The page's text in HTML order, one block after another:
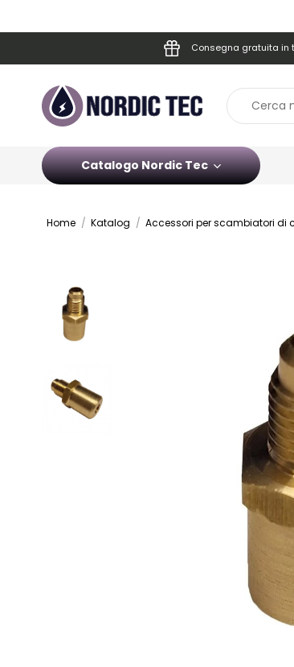
Consegna gratuita in
Catalogo Nordic Tec
Home Katalog Accessori per scambiatori di